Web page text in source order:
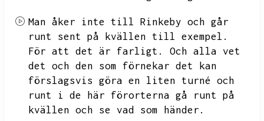
Man åker inte till Rinkeby och går
runt sent på kvällen till exempel.
För att det är farligt.
Och alla vet
det och den som förnekar det kan
förslagsvis göra en liten turné och
runt i de här förorterna gå runt på
kvällen och se vad som händer.